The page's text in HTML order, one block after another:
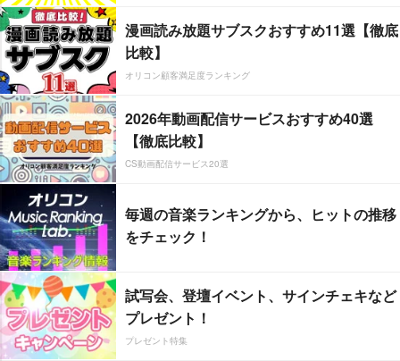
漫画読み放題サブスクおすすめ11選【徹底
比較】
オリコン顧客満足度ランキング
2026年動画配信サービスおすすめ40選
【徹底比較】
CS動画配信サービス20選
毎週の音楽ランキングから、ヒットの推移
をチェック！
試写会、登壇イベント、サインチェキなど
プレゼント！
プレゼント特集